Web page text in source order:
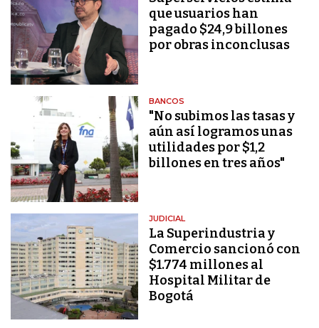
que usuarios han
pagado $24,9 billones
por obras inconclusas
BANCOS
"No subimos las tasas y
aún así logramos unas
utilidades por $1,2
billones en tres años"
JUDICIAL
La Superindustria y
Comercio sancionó con
$1.774 millones al
Hospital Militar de
Bogotá